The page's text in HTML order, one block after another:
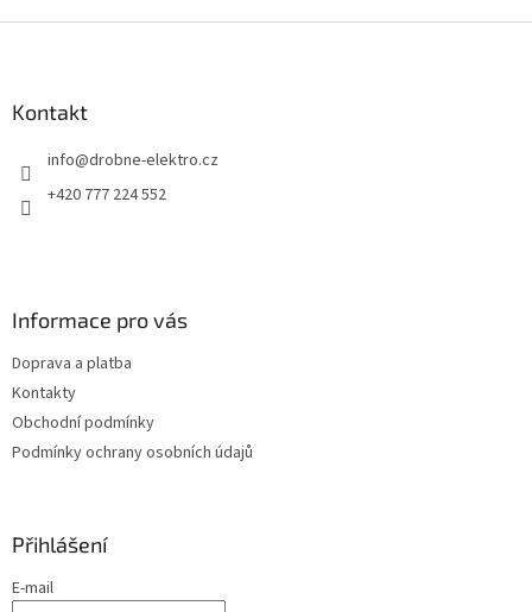
Kontakt
info@drobne-elektro.cz
+420 777 224 552
Informace pro vás
Doprava a platba
Kontakty
Obchodní podmínky
Podmínky ochrany osobních údajů
Přihlášení
E-mail